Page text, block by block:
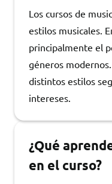
Los cursos de
estilos musicales.
principalmente el
géneros
distintos estilos
intereses.
¿Qué
en el curso?